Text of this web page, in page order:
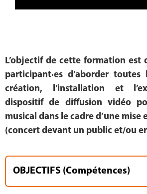
L’objectif de cette formation est
participant·es d’aborder
création, l’installation et
dispositif de diffusion vidéo
musical dans le cadre d’une
(concert devant un public et/ou
OBJECTIFS (Compétences)